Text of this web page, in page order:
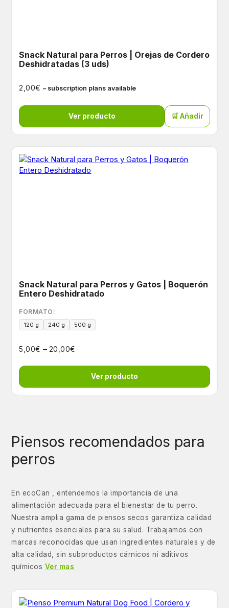
Snack Natural para Perros | Orejas de Cordero
Deshidratadas (3 uds)
2,00€ – subscription plans available
Ver producto 🛒 Añadir
Snack Natural para Perros y Gatos | Boquerón
Entero Deshidratado
FORMATO:
120 g 240 g 500 g
5,00€ – 20,00€
Ver producto
Piensos recomendados para
perros
En ecoCan , entendemos la importancia de una
alimentación adecuada para el bienestar de tu perro.
Nuestra amplia gama de piensos secos garantiza calidad
y nutrientes esenciales para su salud. Trabajamos con
marcas reconocidas que usan ingredientes naturales y de
alta calidad, sin subproductos cárnicos ni aditivos
químicos Ver mas